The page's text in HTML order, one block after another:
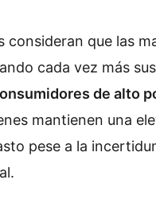
consideran que las
cada vez más sus
de alto
mantienen una
pese a la